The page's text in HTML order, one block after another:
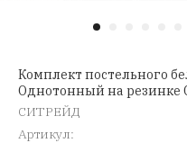
Комплект постельного
Однотонный на резинке
СИТРЕЙД
Артикул: